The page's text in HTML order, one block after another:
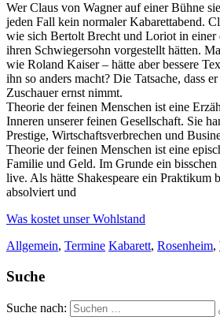
Wer Claus von Wagner auf einer Bühne
jeden Fall kein normaler Kabarettabend.
wie sich Bertolt Brecht und Loriot in einer
ihren Schwiegersohn vorgestellt hätten.
wie Roland Kaiser – hätte aber bessere
ihn so anders macht? Die Tatsache, dass
Zuschauer ernst nimmt.
Theorie der feinen Menschen ist eine
Inneren unserer feinen Gesellschaft. Sie
Prestige, Wirtschaftsverbrechen und
Theorie der feinen Menschen ist eine
Familie und Geld. Im Grunde ein
live. Als hätte Shakespeare ein Praktikum
absolviert und
Was kostet unser Wohlstand
Allgemein, Termine Kabarett, Rosenheim,
Suche
Suche nach: